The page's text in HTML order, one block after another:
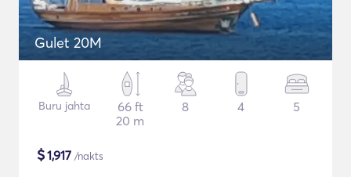
Gulet 20M
Buru jahta
66 ft
20 m
8 4 5
$1,917 /nakts